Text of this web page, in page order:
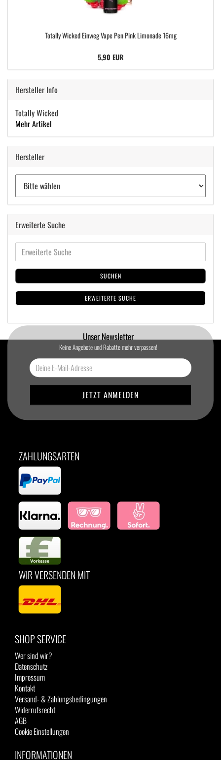
Totally Wicked Einweg Vape Pen Pink Limonade 16mg
5,90 EUR
Hersteller Info
Totally Wicked
Mehr Artikel
Hersteller
Erweiterte Suche
SUCHEN
ERWEITERTE SUCHE
Unser Newsletter
Keine Angebote und Rabatte mehr verpassen!
ZAHLUNGSARTEN
WIR VERSENDEN MIT
SHOP SERVICE
Wer sind wir?
Datenschutz
Impressum
Kontakt
Versand- & Zahlungsbedingungen
Widerrufsrecht
AGB
Cookie Einstellungen
INFORMATIONEN